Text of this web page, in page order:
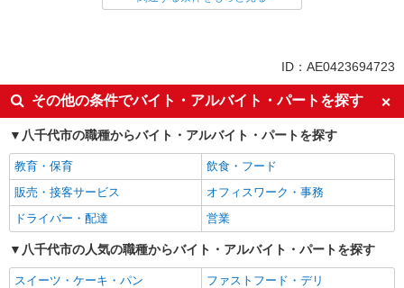
入社日応相談
新卒・第二新卒歓迎
女性活躍中
ミドル（40代～）活躍中
エルダー（50代～）活躍中
自転車通勤OK
交通費支給
社会保険あり
制服貸与
研修制度あり
給与前払いOK
未経験歓迎
フリーター歓迎
ブランクOK
週2～3日勤務OK
朝
ID：AE0423694723
その他の条件でバイト・アルバイト・パートを探す
八千代市の職種からバイト・アルバイト・パートを探す
教育・保育
飲食・フード
販売・接客サービス
オフィスワーク・事務
ドライバー・配達
営業
八千代市の人気の職種からバイト・アルバイト・パートを探す
スイーツ・ケーキ・パン
ファストフード・デリ